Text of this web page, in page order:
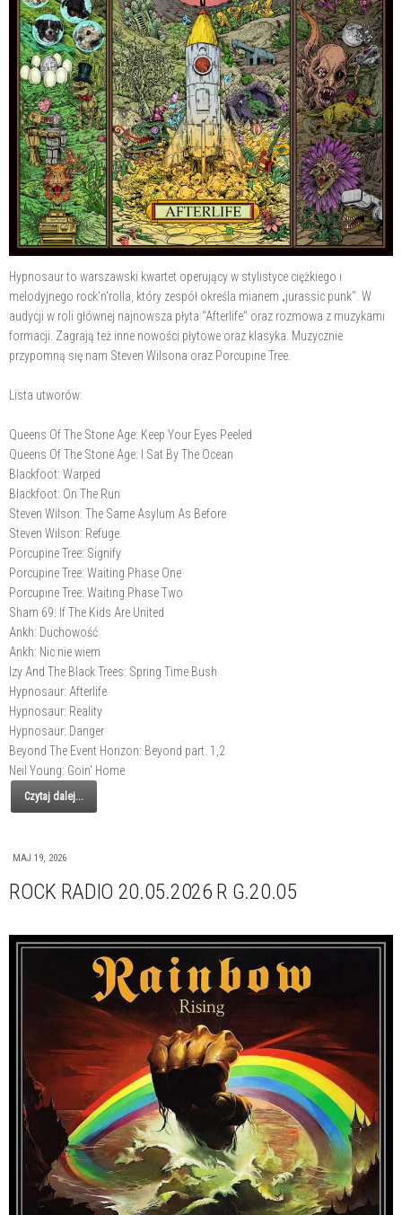
Hypnosaur to warszawski kwartet operujący w stylistyce ciężkiego i
melodyjnego rock'n'rolla, który zespół określa mianem „jurassic punk". W
audycji w roli głównej najnowsza płyta "Afterlife" oraz rozmowa z muzykami
formacji. Zagrają też inne nowości płytowe oraz klasyka. Muzycznie
przypomną się nam Steven Wilsona oraz Porcupine Tree.
Lista utworów:
Queens Of The Stone Age: Keep Your Eyes Peeled
Queens Of The Stone Age: I Sat By The Ocean
Blackfoot: Warped
Blackfoot: On The Run
Steven Wilson: The Same Asylum As Before
Steven Wilson: Refuge
Porcupine Tree: Signify
Porcupine Tree: Waiting Phase One
Porcupine Tree: Waiting Phase Two
Sham 69: If The Kids Are United
Ankh: Duchowość
Ankh: Nic nie wiem
Izy And The Black Trees: Spring Time Bush
Hypnosaur: Afterlife
Hypnosaur: Reality
Hypnosaur: Danger
Beyond The Event Horizon: Beyond part. 1,2
Neil Young: Goin' Home
Czytaj dalej...
MAJ 19, 2026
ROCK RADIO 20.05.2026 R G.20.05